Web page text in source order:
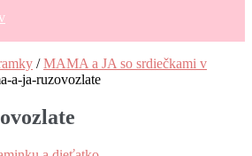
/MAMA a JA so srdiečkami v
a-ja-ruzovozlate